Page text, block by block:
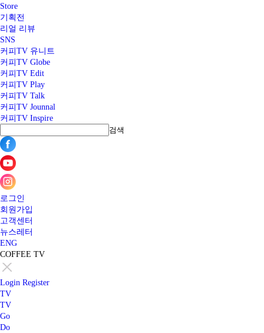
Store
기획전
리얼 리뷰
SNS
커피TV 유니트
커피TV Globe
커피TV Edit
커피TV Play
커피TV Talk
커피TV Jounnal
커피TV Inspire
검색
로그인
회원가입
고객센터
뉴스레터
ENG
COFFEE TV
Login Register
TV
TV
Go
Do